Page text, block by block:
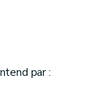
par :